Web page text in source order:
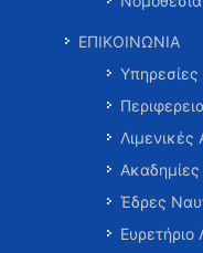
ΕΠΙΚΟΙΝΩΝΙΑ
Λιμενικές
Έδρες